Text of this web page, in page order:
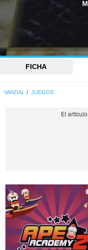
FICHA
VANDAL JUEGOS